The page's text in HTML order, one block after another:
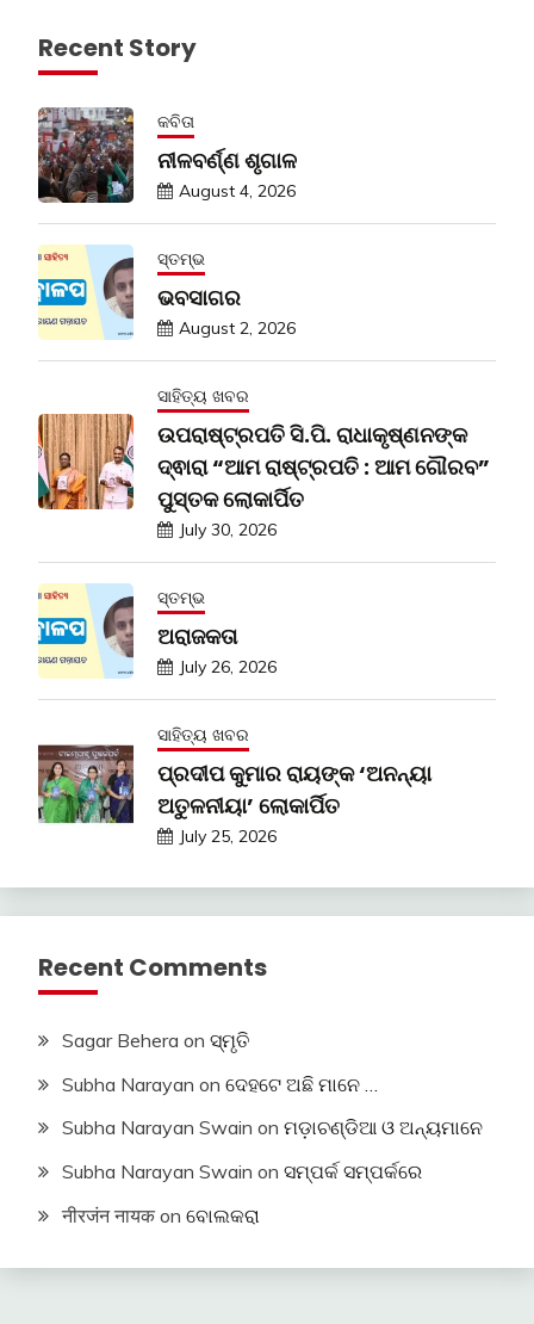
Recent Story
କବିତା
ନୀଳବର୍ଣ୍ଣ ଶୃଗାଳ
August 4, 2026
ସ୍ତମ୍ଭ
ଭବସାଗର
August 2, 2026
ସାହିତ୍ୟ ଖବର
ଉପରାଷ୍ଟ୍ରପତି ସି.ପି. ରାଧାକୃଷ୍ଣନଙ୍କ
ଦ୍ଵାରା “ଆମ ରାଷ୍ଟ୍ରପତି : ଆମ ଗୌରବ”
ପୁସ୍ତକ ଲୋକାର୍ପିତ
July 30, 2026
ସ୍ତମ୍ଭ
ଅରାଜକତା
July 26, 2026
ସାହିତ୍ୟ ଖବର
ପ୍ରଦୀପ କୁମାର ରାୟଙ୍କ ‘ଅନନ୍ୟା
ଅତୁଳନୀୟା’ ଲୋକାର୍ପିତ
July 25, 2026
Recent Comments
Sagar Behera on ସ୍ମୃତି
Subha Narayan on ଦେହଟେ ଅଛି ମାନେ …
Subha Narayan Swain on ମଡ଼ାଚଣ୍ଡିଆ ଓ ଅନ୍ୟମାନେ
Subha Narayan Swain on ସମ୍ପର୍କ ସମ୍ପର୍କରେ
नीरजंन नायक on ବୋଲକରା